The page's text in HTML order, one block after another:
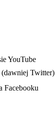
YouTube
(dawniej Twitter)
Facebooku